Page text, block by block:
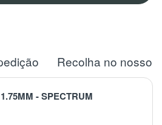
Recolha no nosso
- SPECTRUM